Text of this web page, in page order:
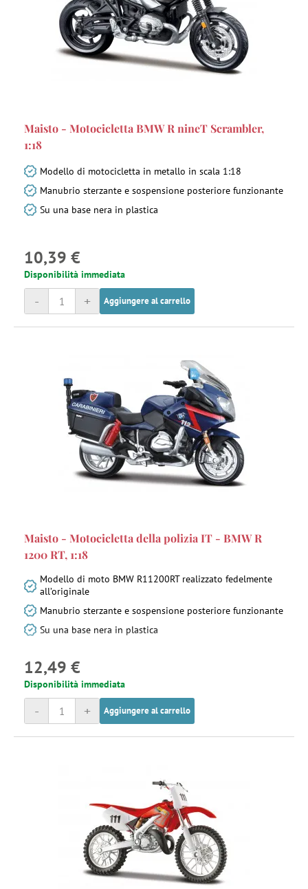
Maisto - Motocicletta BMW R nineT Scrambler,
1:18
Modello di motocicletta in metallo in scala 1:18
Manubrio sterzante e sospensione posteriore funzionante
Su una base nera in plastica
10,39 €
Disponibilità immediata
+
- Aggiungere al carrello
Maisto - Motocicletta della polizia IT - BMW R
1200 RT, 1:18
Modello di moto BMW R11200RT realizzato fedelmente
all’originale
Manubrio sterzante e sospensione posteriore funzionante
Su una base nera in plastica
12,49 €
Disponibilità immediata
+
- Aggiungere al carrello